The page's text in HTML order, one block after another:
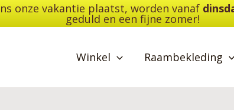
onze vakantie plaatst, worden vanaf
geduld en een fijne zomer!
Winkel Raambekleding